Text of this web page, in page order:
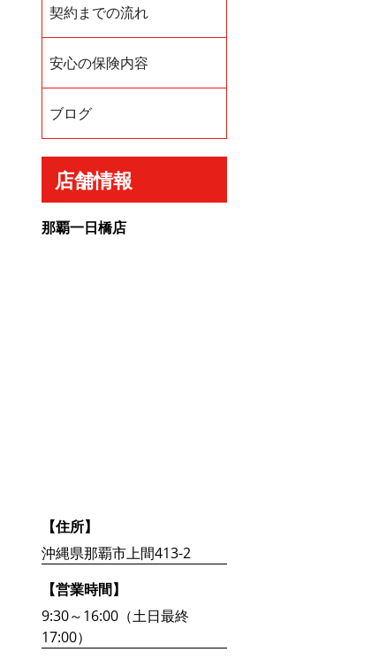
契約までの流れ
安心の保険内容
ブログ
店舗情報
那覇一日橋店
【住所】
沖縄県那覇市上間413-2
【営業時間】
9:30～16:00（土日最終
17:00）